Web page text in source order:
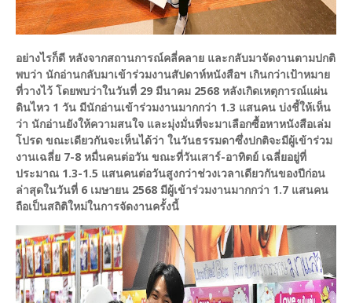
อย่างไรก็ดี หลังจากสถานการณ์คลี่คลาย และกลับมาจัดงานตามปกติ
พบว่า นักอ่านกลับมาเข้าร่วมงานสัปดาห์หนังสือฯ เกินกว่าเป้าหมาย
ที่วางไว้ โดยพบว่าในวันที่ 29 มีนาคม 2568 หลังเกิดเหตุการณ์แผ่น
ดินไหว 1 วัน มีนักอ่านเข้าร่วมงานมากกว่า 1.3 แสนคน บ่งชี้ให้เห็น
ว่า นักอ่านยังให้ความสนใจ และมุ่งมั่นที่จะมาเลือกซื้อหาหนังสือเล่ม
โปรด ขณะเดียวกันจะเห็นได้ว่า ในวันธรรมดาซึ่งปกติจะมีผู้เข้าร่วม
งานเฉลี่ย 7-8 หมื่นคนต่อวัน ขณะที่วันเสาร์-อาทิตย์ เฉลี่ยอยู่ที่
ประมาณ 1.3-1.5 แสนคนต่อวันสูงกว่าช่วงเวลาเดียวกันของปีก่อน
ล่าสุดในวันที่ 6 เมษายน 2568 มีผู้เข้าร่วมงานมากกว่า 1.7 แสนคน
ถือเป็นสถิติใหม่ในการจัดงานครั้งนี้